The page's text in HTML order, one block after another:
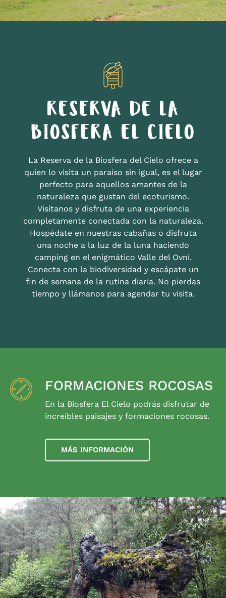
RESERVA DE LA
BIOSFERA EL CIELO
La Reserva de la Biosfera del Cielo ofrece a
quien lo visita un paraíso sin igual, es el lugar
perfecto para aquellos amantes de la
naturaleza que gustan del ecoturismo.
Visítanos y disfruta de una experiencia
completamente conectada con la naturaleza.
Hospédate en nuestras cabañas o disfruta
una noche a la luz de la luna haciendo
camping en el enigmático Valle del Ovni.
Conecta con la biodiversidad y escápate un
fin de semana de la rutina diaria. No pierdas
tiempo y llámanos para agendar tu visita.
FORMACIONES ROCOSAS
En la Biosfera El Cielo podrás disfrutar de
increíbles paisajes y formaciones rocosas.
MÁS INFORMACIÓN